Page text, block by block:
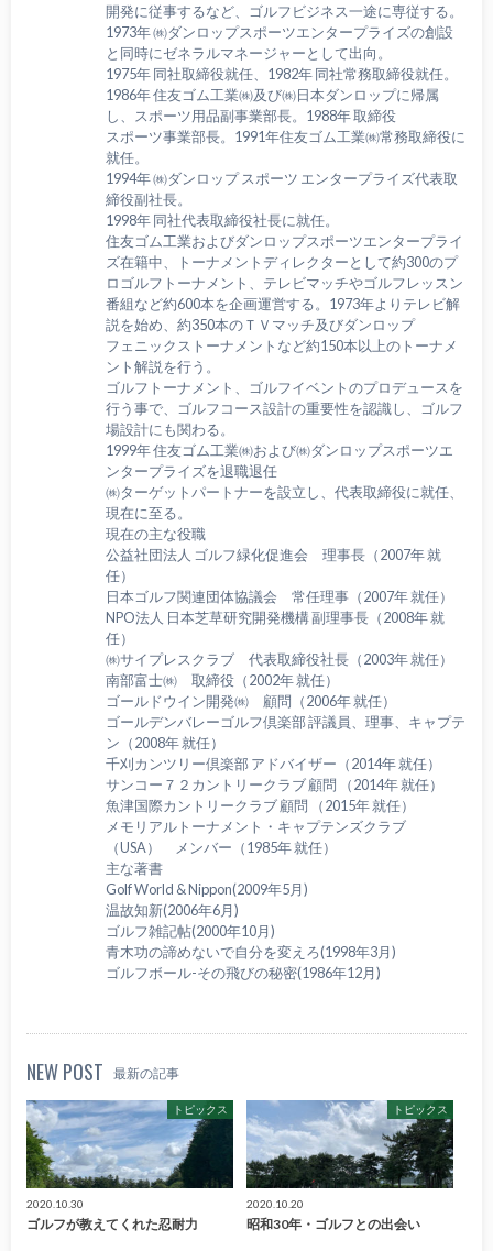
開発に従事するなど、ゴルフビジネス一途に専従する。
1973年 ㈱ダンロップスポーツエンタープライズの創設
と同時にゼネラルマネージャーとして出向。
1975年 同社取締役就任、1982年 同社常務取締役就任。
1986年 住友ゴム工業㈱及び㈱日本ダンロップに帰属
し、スポーツ用品副事業部長。1988年 取締役
スポーツ事業部長。1991年住友ゴム工業㈱常務取締役に
就任。
1994年 ㈱ダンロップ スポーツ エンタープライズ代表取
締役副社長。
1998年 同社代表取締役社長に就任。
住友ゴム工業およびダンロップスポーツエンタープライ
ズ在籍中、トーナメントディレクターとして約300のプ
ロゴルフトーナメント、テレビマッチやゴルフレッスン
番組など約600本を企画運営する。1973年よりテレビ解
説を始め、約350本のＴＶマッチ及びダンロップ
フェニックストーナメントなど約150本以上のトーナメ
ント解説を行う。
ゴルフトーナメント、ゴルフイベントのプロデュースを
行う事で、ゴルフコース設計の重要性を認識し、ゴルフ
場設計にも関わる。
1999年 住友ゴム工業㈱および㈱ダンロップスポーツエ
ンタープライズを退職退任
㈱ターゲットパートナーを設立し、代表取締役に就任、
現在に至る。
現在の主な役職
公益社団法人 ゴルフ緑化促進会 理事長（2007年 就
任）
日本ゴルフ関連団体協議会 常任理事（2007年 就任）
NPO法人 日本芝草研究開発機構 副理事長（2008年 就
任）
㈱サイプレスクラブ 代表取締役社長（2003年 就任）
南部富士㈱ 取締役（2002年 就任）
ゴールドウイン開発㈱ 顧問（2006年 就任）
ゴールデンバレーゴルフ倶楽部 評議員、理事、キャプテ
ン（2008年 就任）
千刈カンツリー倶楽部 アドバイザー（2014年 就任）
サンコー７２カントリークラブ 顧問 （2014年 就任）
魚津国際カントリークラブ 顧問 （2015年 就任）
メモリアルトーナメント・キャプテンズクラブ
（USA） メンバー（1985年 就任）
主な著書
Golf World & Nippon(2009年5月)
温故知新(2006年6月)
ゴルフ雑記帖(2000年10月)
青木功の諦めないで自分を変えろ(1998年3月)
ゴルフボール-その飛びの秘密(1986年12月)
NEW POST 最新の記事
トピックス
2020.10.30
ゴルフが教えてくれた忍耐力
トピックス
2020.10.20
昭和30年・ゴルフとの出会い